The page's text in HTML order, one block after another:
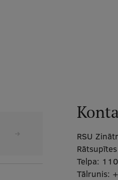
RSU
Telpa: 110
Tālrunis: